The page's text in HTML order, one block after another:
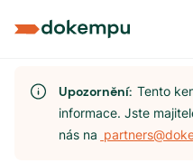
Upozornění:Tento
informace. Jste
nás na